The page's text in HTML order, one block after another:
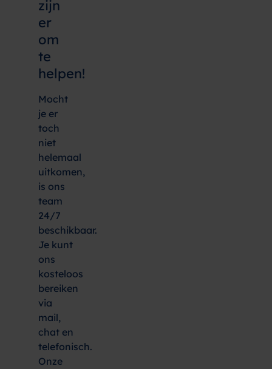
zijn
er
om
te
helpen!
Mocht
je er
toch
niet
helemaal
uitkomen,
is ons
team
24/7
beschikbaar.
Je kunt
ons
kosteloos
bereiken
via
mail,
chat en
telefonisch.
Onze